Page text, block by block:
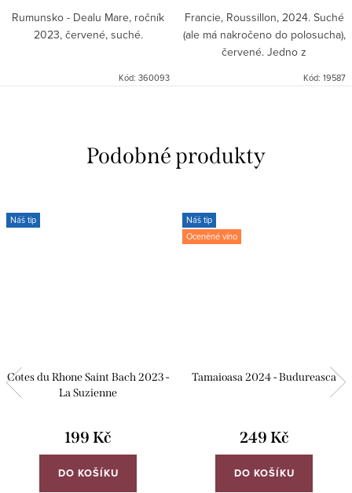
Rumunsko - Dealu Mare, ročník
2023, červené, suché.
Kód: 360093
Francie, Roussillon, 2024. Suché
(ale má nakročeno do polosucha),
červené. Jedno z
Kód: 19587
Náš tip
Cotes du Rhone Saint Bach 2023 -
La Suzienne
199 Kč
DO KOŠÍKU
Náš tip
Oceněné víno
Tamaioasa 2024 - Budureasca
249 Kč
DO KOŠÍKU